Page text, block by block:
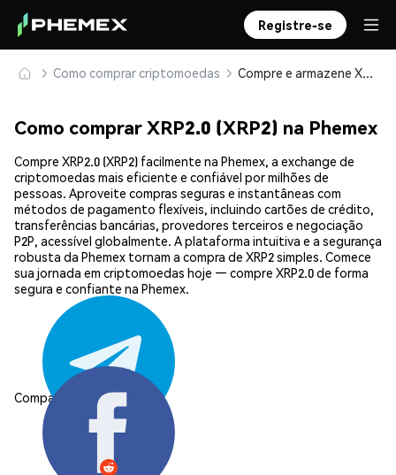
Registre-se
Como comprar criptomoedas Compre e armazene XRP2.0 (XRP2) com segurança
Como comprar XRP2.0 (XRP2) na Phemex
Compre XRP2.0 (XRP2) facilmente na Phemex, a exchange de
criptomoedas mais eficiente e confiável por milhões de
pessoas. Aproveite compras seguras e instantâneas com
métodos de pagamento flexíveis, incluindo cartões de crédito,
transferências bancárias, provedores terceiros e negociação
P2P, acessível globalmente. A plataforma intuitiva e a segurança
robusta da Phemex tornam a compra de XRP2 simples. Comece
sua jornada em criptomoedas hoje — compre XRP2.0 de forma
segura e confiante na Phemex.
Compartilhar: